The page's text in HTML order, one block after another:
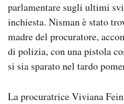
Area Personale
Newsletter
Notifiche mobile
Regala il Post
Hai bisogno di aiuto?
Esci
parlamentare sugli ultimi
inchiesta. Nisman è stato
madre del procuratore,
di polizia, con una pistola
si sia sparato nel tardo
La procuratrice Viviana